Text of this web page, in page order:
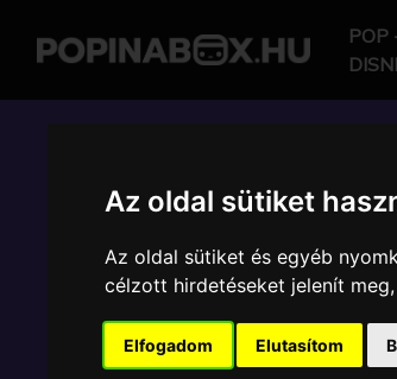
Az oldal sütiket
Az oldal sütiket és egyéb
célzott hirdetéseket jelenít
Elfogadom Elutasítom
POP
POP IN A
FUNKO -
KARAKTER